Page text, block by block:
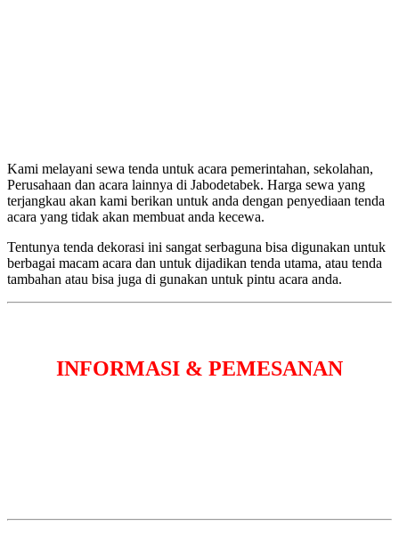
Kami melayani sewa tenda untuk acara pemerintahan, sekolahan,
Perusahaan dan acara lainnya di Jabodetabek. Harga sewa yang
terjangkau akan kami berikan untuk anda dengan penyediaan tenda
acara yang tidak akan membuat anda kecewa.
Tentunya tenda dekorasi ini sangat serbaguna bisa digunakan untuk
berbagai macam acara dan untuk dijadikan tenda utama, atau tenda
tambahan atau bisa juga di gunakan untuk pintu acara anda.
INFORMASI & PEMESANAN